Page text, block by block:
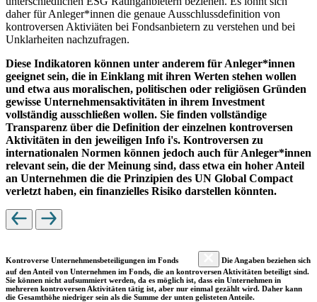
daher für Anleger*innen die genaue Ausschlussdefinition von
kontroversen Aktiviäten bei Fondsanbietern zu verstehen und bei
Unklarheiten nachzufragen.
Diese Indikatoren können unter anderem für Anleger*innen
geeignet sein, die in Einklang mit ihren Werten stehen wollen
und etwa aus moralischen, politischen oder religiösen Gründen
gewisse Unternehmensaktivitäten in ihrem Investment
vollständig ausschließen wollen. Sie finden vollständige
Transparenz über die Definition der einzelnen kontroversen
Aktivitäten in den jeweiligen Info i's. Kontroversen zu
internationalen Normen können jedoch auch für Anleger*innen
relevant sein, die der Meinung sind, dass etwa ein hoher Anteil
an Unternehmen die die Prinzipien des UN Global Compact
verletzt haben, ein finanzielles Risiko darstellen könnten.
Kontroverse Unternehmensbeteiligungen im Fonds
Die Angaben beziehen sich
auf den Anteil von Unternehmen im Fonds, die an kontroversen Aktivitäten beteiligt sind.
Sie können nicht aufsummiert werden, da es möglich ist, dass ein Unternehmen in
mehreren kontroversen Aktivitäten tätig ist, aber nur einmal gezählt wird. Daher kann
die Gesamthöhe niedriger sein als die Summe der unten gelisteten Anteile.